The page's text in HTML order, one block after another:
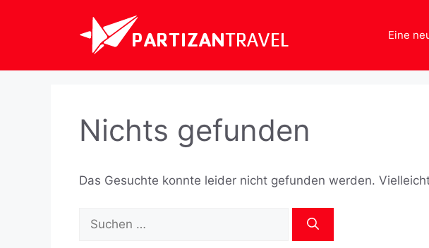
Eine
Nichts gefunden
Das Gesuchte konnte leider nicht gefunden werden.
nach: